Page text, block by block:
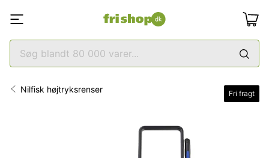
Nilfisk højtryksrenser Fri fragt